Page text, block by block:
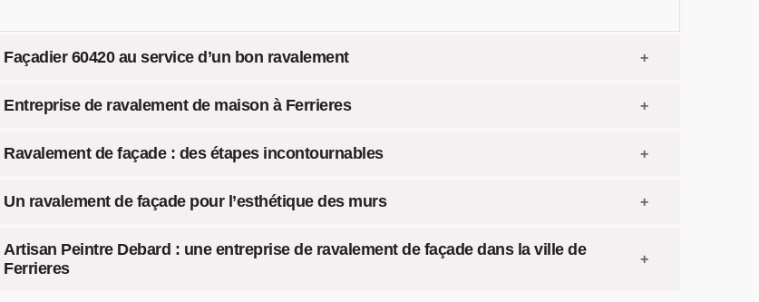
Façadier 60420 au service d’un bon ravalement
Entreprise de ravalement de maison à Ferrieres
Ravalement de façade : des étapes incontournables
Un ravalement de façade pour l’esthétique des murs
Artisan Peintre Debard : une entreprise de ravalement de façade dans la ville de
Ferrieres